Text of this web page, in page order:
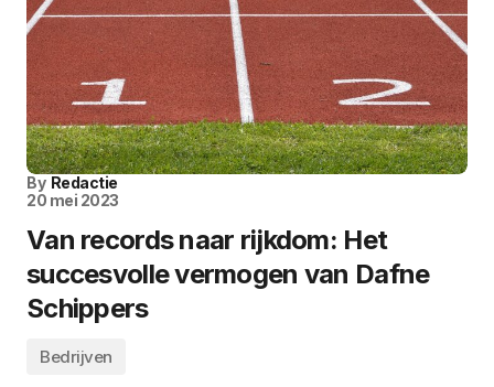
By Redactie
20 mei 2023
Van records naar rijkdom: Het
succesvolle vermogen van Dafne
Schippers
Bedrijven